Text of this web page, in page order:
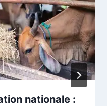
nationale :